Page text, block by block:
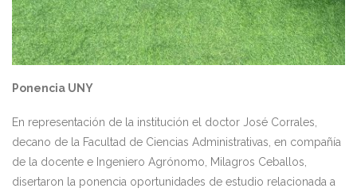
Ponencia UNY
En representación de la institución el doctor José Corrales,
decano de la Facultad de Ciencias Administrativas, en compañía
de la docente e Ingeniero Agrónomo, Milagros Ceballos,
disertaron la ponencia oportunidades de estudio relacionada a